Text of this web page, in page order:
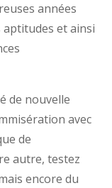
années
et ainsi
de nouvelle
avec
de
autre, testez
encore du